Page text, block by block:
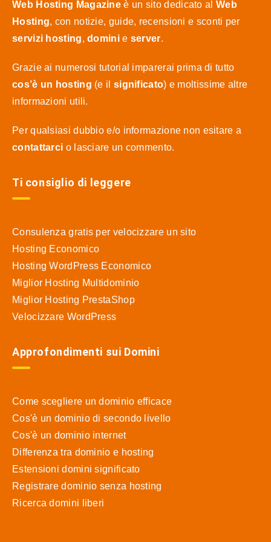
Web Hosting Magazine è un sito dedicato al Web
Hosting, con notizie, guide, recensioni e sconti per
servizi hosting,dominie server.
Grazie ai numerosi tutorial imparerai prima di tutto
cos’è un hosting (e il significato) e moltissime altre
informazioni utili.
Per qualsiasi dubbio e/o informazione non esitare a
contattarci o lasciare un commento.
Ti consiglio di leggere
Consulenza gratis per velocizzare un sito
Hosting Economico
Hosting WordPress Economico
Miglior Hosting Multidominio
Miglior Hosting PrestaShop
Velocizzare WordPress
Approfondimenti sui Domini
Come scegliere un dominio efficace
Cos'è un dominio di secondo livello
Cos'è un dominio internet
Differenza tra dominio e hosting
Estensioni domini significato
Registrare dominio senza hosting
Ricerca domini liberi